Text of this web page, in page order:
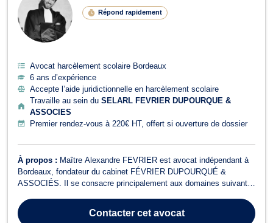
Répond rapidement
Avocat harcèlement scolaire Bordeaux
6 ans d’expérience
Accepte l’aide juridictionnelle en harcèlement scolaire
Travaille au sein du SELARL FEVRIER DUPOURQUE &
ASSOCIES
Premier rendez-vous à 220€ HT, offert si ouverture de dossier
À propos : Maître Alexandre FEVRIER est avocat indépendant à
Bordeaux, fondateur du cabinet FÉVRIER DUPOURQUÉ &
ASSOCIÉS. Il se consacre principalement aux domaines suivants
dommage corporel et indemnisation des victimes, ainsi qu’au droit
pénal des affaires. En d...Contactercet avocat